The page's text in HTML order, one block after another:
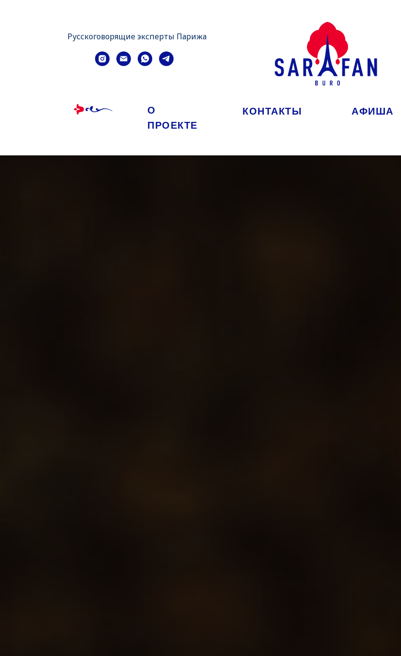
Русскоговорящие эксперты Парижа
О
ПРОЕКТЕ
КОНТАКТЫ АФИША